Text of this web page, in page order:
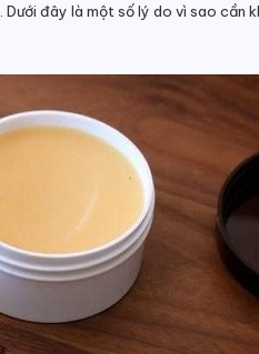
đây là một số lý do vì sao cần